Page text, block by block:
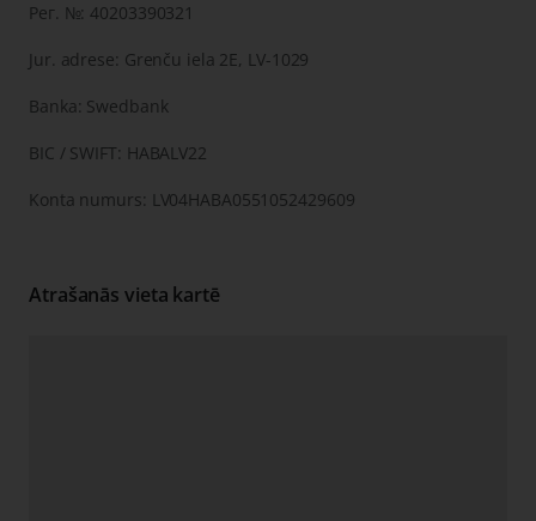
Рег. №: 40203390321
Jur. adrese: Grenču iela 2E, LV-1029
Banka: Swedbank
BIC / SWIFT: HABALV22
Konta numurs: LV04HABA0551052429609
Atrašanās vieta kartē